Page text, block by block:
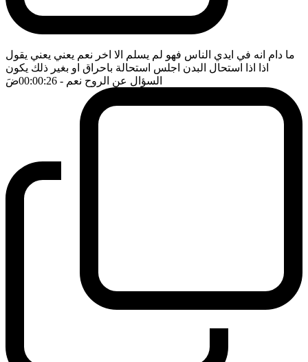
ما دام انه في ايدي الناس فهو لم يسلم الا اخر نعم يعني يعني يقول
اذا اذا استحال البدن اجلس استحالة باحراق او بغير ذلك يكون
السؤال عن الروح نعم - 00:00:26 ضَ